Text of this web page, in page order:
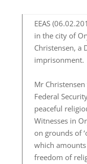
EEAS
in the city of
Christensen, a
imprisonment.
Mr
Federal
peaceful
Witnesses in
on grounds of
which
freedom of